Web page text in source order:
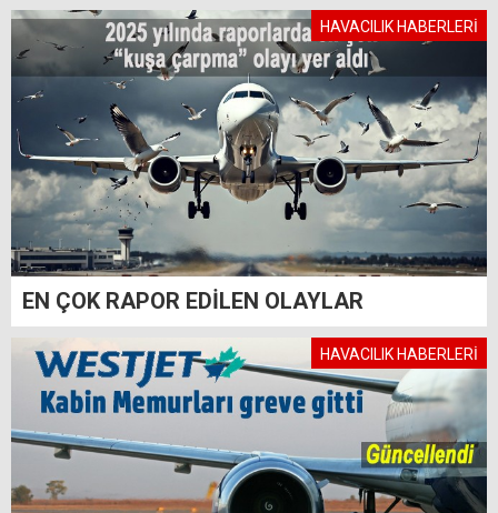
HAVACILIK HABERLERİ
EN ÇOK RAPOR EDİLEN OLAYLAR
HAVACILIK HABERLERİ